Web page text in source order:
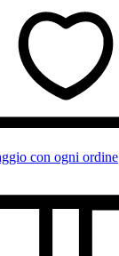
con ogni ordine